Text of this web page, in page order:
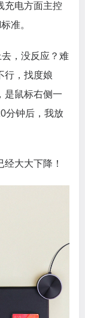
充电方面主控
准。
，没反应？难
行，找度娘
是鼠标右侧一
分钟后，我放
大大下降！